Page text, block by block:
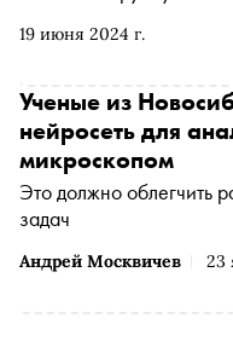
19 июня 2024 г.
«Общество»
больничный клоун
как помогает
период в их жизни, как
зачем больничные
Андрей Москвичев 23
Ученые из
нейросеть для
микроскопом
Это должно облегчить
задач